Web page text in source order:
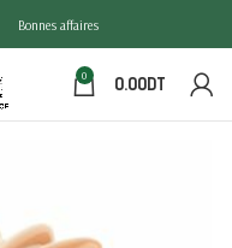
Bonnes affaires
0 0.00DT